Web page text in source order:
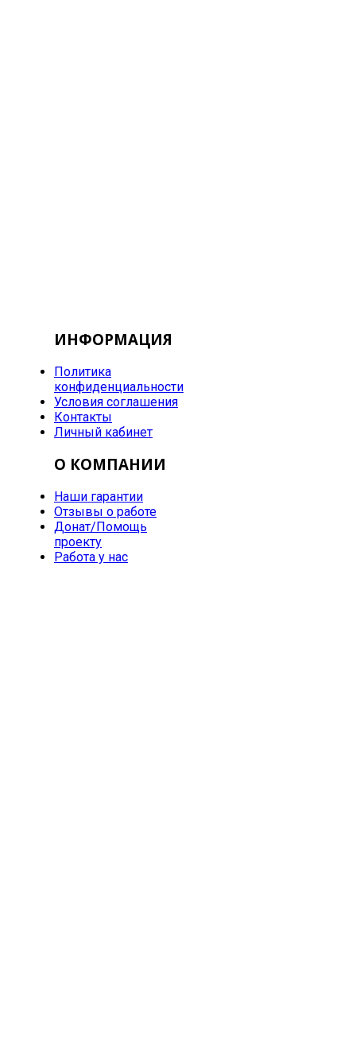
ИНФОРМАЦИЯ
Политика
конфиденциальности
Условия соглашения
Контакты
Личный кабинет
О КОМПАНИИ
Наши гарантии
Отзывы о работе
Донат/Помощь
проекту
Работа у нас